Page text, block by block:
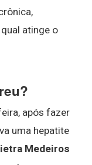
atinge o
após fazer
uma hepatite
Medeiros